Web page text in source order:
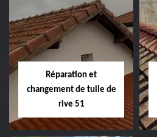
Peinture sur tuile
et toiture 51
Marne
Réparation et
changement de tuile de
rive 51